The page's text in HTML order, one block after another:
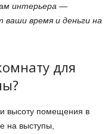
интерьера —
ваши время и деньги на
для
высоту помещения в
на выступы,